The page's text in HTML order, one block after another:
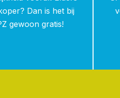
Dan is het bij
gewoon gratis!